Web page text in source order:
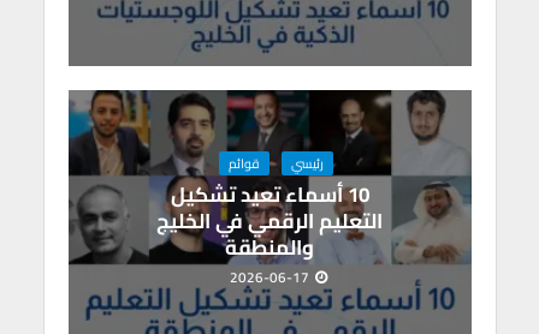
رئيسي قوائم
10 أسماء تعيد تشكيل
التعليم الرقمي في الخليج
والمنطقة
2026-06-17